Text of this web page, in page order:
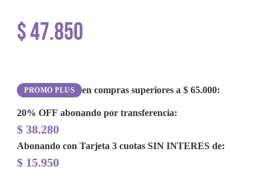
$47.850
PROMO PLUS en compras superiores a $ 65.000:
20% OFF abonando por transferencia:
$ 38.280
Abonando con Tarjeta 3 cuotas SIN INTERES de:
$ 15.950